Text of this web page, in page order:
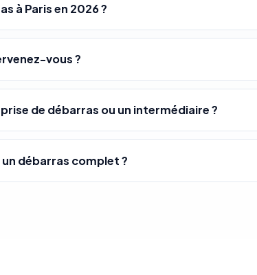
à Paris en 2026 ?
vous ?
de débarras ou un intermédiaire ?
débarras complet ?